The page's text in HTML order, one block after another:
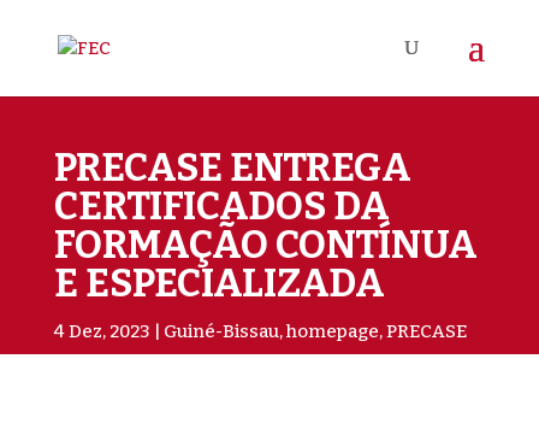
PRECASE ENTREGA
CERTIFICADOS DA
FORMAÇÃO CONTÍNUA
E ESPECIALIZADA
4 Dez, 2023 Guiné-Bissau,homepage,PRECASE